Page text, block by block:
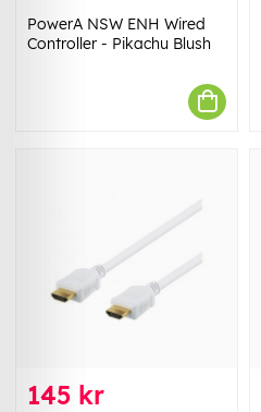
PowerA NSW ENH Wired
Controller - Pikachu Blush
145 kr